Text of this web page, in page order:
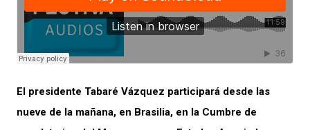
El presidente Tabaré Vázquez participará desde las
nueve de la mañana, en Brasilia, en la Cumbre de